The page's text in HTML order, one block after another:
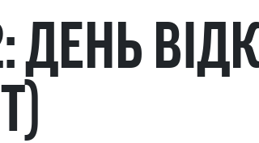
ДЕНЬ